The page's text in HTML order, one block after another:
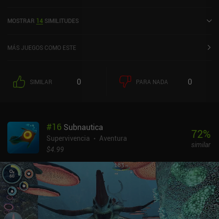
MOSTRAR 14 SIMILITUDES
MÁS JUEGOS COMO ESTE
SIMILAR 0 PARA NADA 0
#16 Subnautica
Supervivencia
Aventura
$4.99
72%
similar